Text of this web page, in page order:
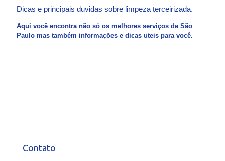
Dicas e principais duvidas sobre limpeza terceirizada.
Aqui você encontra não só os melhores serviços de São
Paulo mas também informações e dicas uteis para você.
Contato